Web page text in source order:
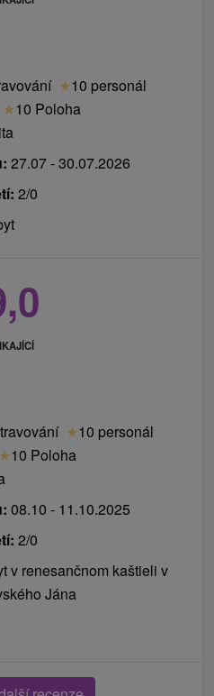
★10 personál
★10 Poloha
27.07 - 30.07.2026
2/0
★10 personál
★10 Poloha
08.10 - 11.10.2025
2/0
v renesančnom kaštieli v
Jána